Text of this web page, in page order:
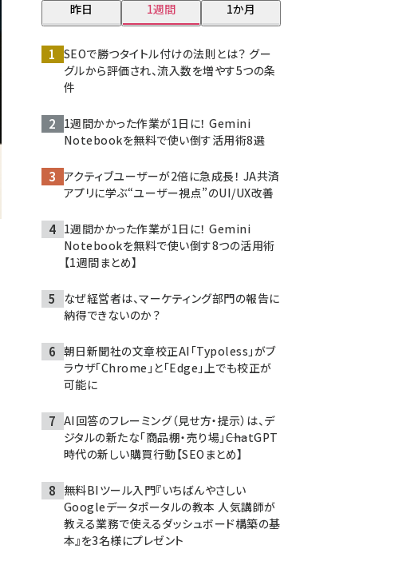
昨日 1週間 1か月
SEOで勝つタイトル付けの法則とは？ グー
グルから評価され、流入数を増やす5つの条
件
1週間かかった作業が1日に！ Gemini
Notebookを無料で使い倒す活用術8選
アクティブユーザーが2倍に急成長！ JA共済
アプリに学ぶ“ユーザー視点”のUI/UX改善
1週間かかった作業が1日に！ Gemini
Notebookを無料で使い倒す8つの活用術
【1週間まとめ】
なぜ経営者は、マーケティング部門の報告に
納得できないのか？
朝日新聞社の文章校正AI「Typoless」がブ
ラウザ「Chrome」と「Edge」上でも校正が
可能に
AI回答のフレーミング（見せ方・提示）は、デ
ジタルの新たな「商品棚・売り場」――ChatGPT
時代の新しい購買行動【SEOまとめ】
無料BIツール入門『いちばんやさしい
Googleデータポータルの教本 人気講師が
教える業務で使えるダッシュボード構築の基
本』を3名様にプレゼント